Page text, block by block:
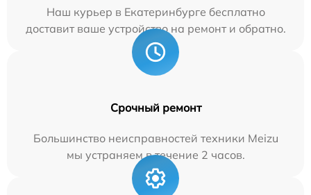
Наш курьер в Екатеринбурге бесплатно
доставит ваше устройство на ремонт и обратно.
Срочный ремонт
Большинство неисправностей техники Meizu
мы устраняем в течение 2 часов.